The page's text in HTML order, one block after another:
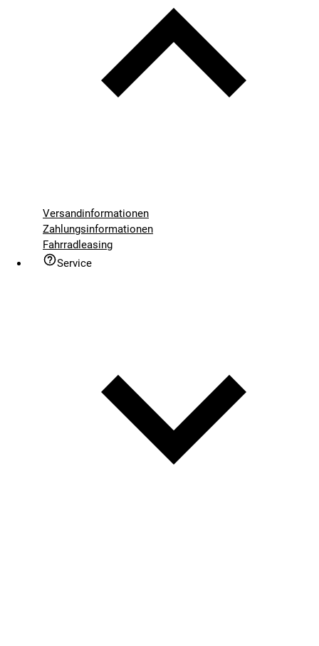
Versandinformationen
Zahlungsinformationen
Fahrradleasing
Service